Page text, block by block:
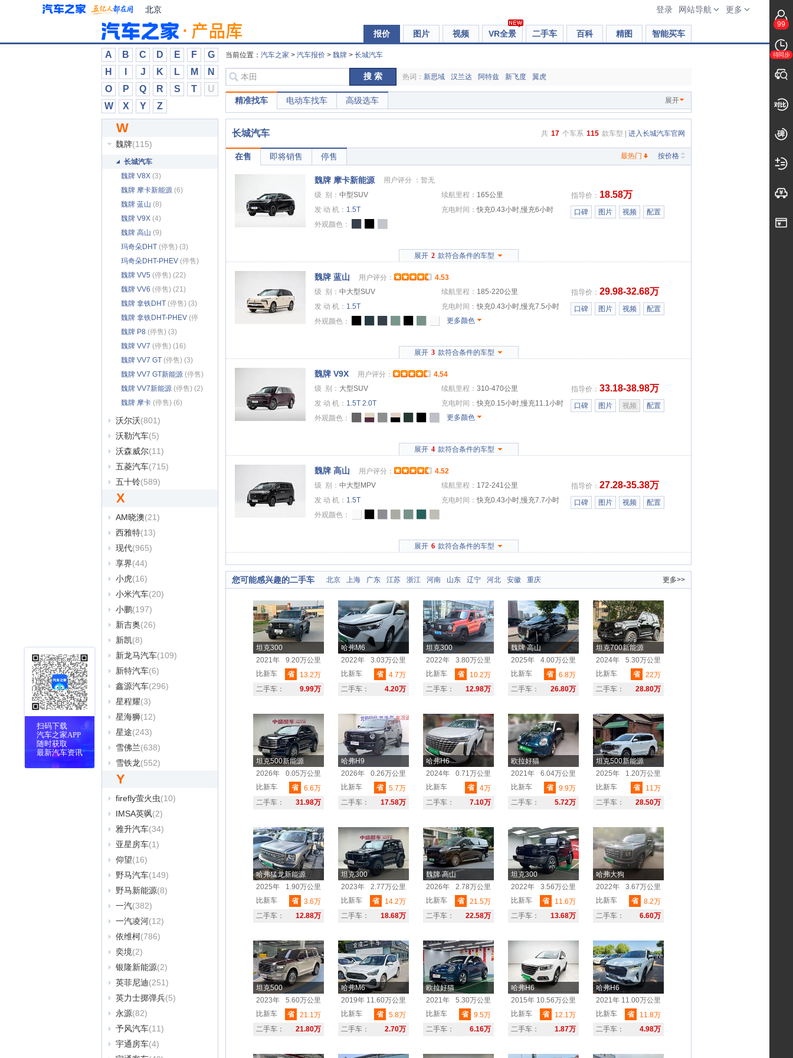
北京 登录 网站导航 更多
报价 图片 视频 VR全景 二手车 百科 精图 智能买车
A B C D E F
G
H
J K L M
N
O
P Q R S T
U
W
X Y Z
万象汽车(17)
威麟(97)
威马汽车(53)
威兹曼(7)
维努斯(22)
潍柴英致(44)
伟昊汽车(6)
未奥汽车(7)
蔚来
魏牌(115)
长城汽车
魏牌 V8X (3)
魏牌 摩卡新能源 (6)
魏牌 蓝山 (8)
魏牌 V9X (4)
魏牌 高山 (9)
玛奇朵DHT (停售) (3)
玛奇朵DHT-PHEV (停售)
(2)
魏牌 VV5 (停售) (22)
魏牌 VV6 (停售) (21)
魏牌 拿铁DHT (停售) (3)
魏牌 拿铁DHT-PHEV (停
售) (3)
魏牌 P8 (停售) (3)
魏牌 VV7 (停售) (16)
魏牌 VV7 GT (停售) (3)
魏牌 VV7 GT新能源 (停售)
(1)
魏牌 VV7新能源 (停售) (2)
魏牌 摩卡 (停售) (6)
沃尔沃(801)
沃勒汽车(5)
沃森威尔(11)
五菱汽车(715)
五十铃(589)
X
AM晓澳(21)
西雅特(13)
现代(965)
享界(44)
小虎(16)
小米汽车(20)
小鹏(197)
新吉奥(26)
新凯(8)
新龙马汽车(109)
新特汽车(6)
鑫源汽车(296)
星程耀(3)
星海狮(12)
星途(243)
雪佛兰(638)
雪铁龙(552)
Y
firefly萤火虫(10)
IMSA英飒(2)
雅升汽车(34)
亚星房车(1)
仰望(16)
野马汽车(149)
野马新能源(8)
一汽(382)
一汽凌河(12)
依维柯(786)
奕境(2)
银隆新能源(2)
英菲尼迪(251)
英力士掷弹兵(5)
永源(82)
予风汽车(11)
宇通房车(4)
W
当前位置： 汽车之家 > 汽车报价 > 魏牌 > 长城汽车
搜 索 热词： 新思域 汉兰达 阿特兹 新飞度 翼虎
精准找车 电动车找车 高级选车 展开
共 17 个车系 115 款车型 | 进入长城汽车官网
长城汽车
在售 即将销售 停售 最热门 按价格
魏牌 摩卡新能源 用户评分 ： 暂无
级 别： 中型SUV 续航里程： 165公里
发 动 机： 1.5T 充电时间：快充0.43小时,慢充6小时
外观颜色：
指导价： 18.58万
口碑 图片 视频 配置
展开 2 款符合条件的车型
魏牌 蓝山 用户评分：
4.53
级 别： 中大型SUV 续航里程： 185-220公里
发 动 机： 1.5T 充电时间：快充0.43小时,慢充7.5小时
外观颜色：
更多颜色
指导价： 29.98-32.68万
口碑 图片 视频 配置
展开 3 款符合条件的车型
魏牌 V9X 用户评分：
4.54
级 别： 大型SUV 续航里程： 310-470公里
发 动 机： 1.5T 2.0T 充电时间：快充0.15小时,慢充11.1小时
外观颜色：
更多颜色
指导价： 33.18-38.98万
口碑 图片 视频 配置
展开 4 款符合条件的车型
魏牌 高山 用户评分：
4.52
级 别： 中大型MPV 续航里程： 172-241公里
发 动 机： 1.5T 充电时间：快充0.43小时,慢充7.7小时
外观颜色：
指导价： 27.28-35.38万
口碑 图片 视频 配置
展开 6 款符合条件的车型
更多>>
您可能感兴趣的二手车 北京 上海 广东 江苏 浙江 河南 山东 辽宁 河北 安徽 重庆
坦克300
9.20万公里
2021年
省
13.2万
比新车
9.99万
二手车：
哈弗M6
3.03万公里
2022年
省
4.7万
比新车
4.20万
二手车：
坦克300
3.80万公里
2022年
省
10.2万
比新车
12.98万
二手车：
魏牌 高山
4.00万公里
2025年
省
6.8万
比新车
26.80万
二手车：
坦克700新能源
5.30万公里
2024年
省
22万
比新车
28.80万
二手车：
坦克500新能源
0.05万公里
2026年
省
6.6万
比新车
31.98万
二手车：
哈弗H9
0.26万公里
2026年
省
5.7万
比新车
17.58万
二手车：
哈弗H6
0.71万公里
2024年
省
4万
比新车
7.10万
二手车：
欧拉好猫
6.04万公里
2021年
省
9.9万
比新车
5.72万
二手车：
坦克500新能源
1.20万公里
2025年
省
11万
比新车
28.50万
二手车：
哈弗猛龙新能源
1.90万公里
2025年
省
3.6万
比新车
12.88万
二手车：
坦克300
2.77万公里
2023年
省
14.2万
比新车
18.68万
二手车：
魏牌 高山
2.78万公里
2026年
省
21.5万
比新车
22.58万
二手车：
坦克300
3.56万公里
2022年
省
11.6万
比新车
13.68万
二手车：
哈弗大狗
3.67万公里
2022年
省
8.2万
比新车
6.60万
二手车：
坦克500
5.60万公里
2023年
省
21.1万
比新车
21.80万
二手车：
哈弗M6
11.60万公里
2019年
省
5.8万
比新车
2.70万
二手车：
欧拉好猫
5.30万公里
2021年
省
9.5万
比新车
6.16万
二手车：
哈弗H6
10.56万公里
2015年
省
12.1万
比新车
1.87万
二手车：
哈弗H6
11.00万公里
2021年
省
11.8万
比新车
4.98万
二手车：
99
待同步
扫码下载
汽车之家APP
随时获取
最新汽车资讯